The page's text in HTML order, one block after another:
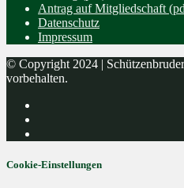
Antrag auf Mitgliedschaft
Datenschutz
Impressum
© Copyright 2024 |
vorbehalten.
Cookie-Einstellungen